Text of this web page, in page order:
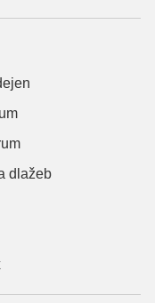
dlažeb